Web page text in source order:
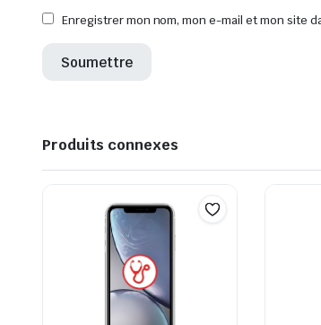
Enregistrer mon nom, mon e-mail et mon site
Produits connexes